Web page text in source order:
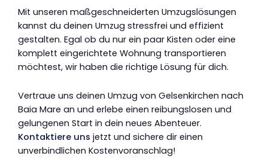
Mit unseren maßgeschneiderten Umzugslösungen
kannst du deinen Umzug stressfrei und effizient
gestalten. Egal ob du nur ein paar Kisten oder eine
komplett eingerichtete Wohnung transportieren
möchtest, wir haben die richtige Lösung für dich.
Vertraue uns deinen Umzug von Gelsenkirchen nach
Baia Mare an und erlebe einen reibungslosen und
gelungenen Start in dein neues Abenteuer.
Kontaktiere uns jetzt und sichere dir einen
unverbindlichen Kostenvoranschlag!